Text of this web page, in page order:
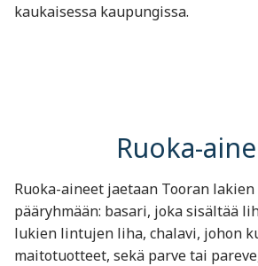
kaukaisessa kaupungissa.
Ruoka-
Ruoka-aineet jaetaan Tooran
pääryhmään: basari, joka sisältää
lukien lintujen liha, chalavi, johon
maitotuotteet, sekä parve tai